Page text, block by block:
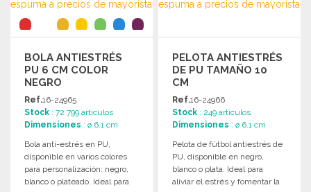
BOLA ANTIESTRÉS
PU 6 CM COLOR
NEGRO
Ref.16-24965
Stock : 72 799 artículos
Dimensiones : ø 6.1 cm
Bola anti-estrés en PU,
disponible en varios colores
para personalización: negro,
blanco o plateado. Ideal para
PELOTA ANTIESTRÉS
DE PU TAMAÑO 10
CM
Ref.16-24966
Stock : 249 artículos
Dimensiones : ø 6.1 cm
Pelota de fútbol antiestrés de
PU, disponible en negro,
blanco o plata. Ideal para
aliviar el estrés y fomentar la